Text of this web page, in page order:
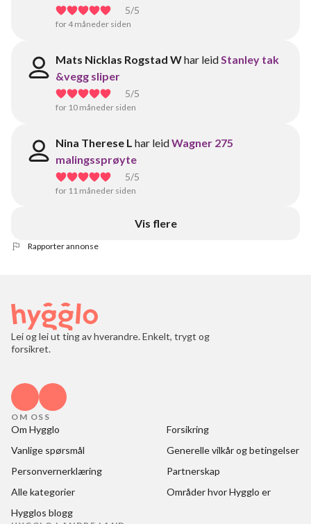
5/5
for 4 måneder siden
Mats Nicklas Rogstad Whar leidStanley tak
&vegg sliper
5/5
for 10 måneder siden
Nina Therese L har leidWagner 275
malingssprøyte
5/5
for 11 måneder siden
Vis flere
Rapporter annonse
Lei og lei ut ting av hverandre. Enkelt, trygt og
forsikret.
OM OSS
Om Hygglo
Forsikring
Vanlige spørsmål
Generelle vilkår og betingelser
Personvernerklæring
Partnerskap
Alle kategorier
Områder hvor Hygglo er
Hygglos blogg